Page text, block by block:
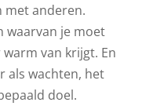
met anderen.
waarvan je moet
van krijgt. En
als wachten, het
doel.